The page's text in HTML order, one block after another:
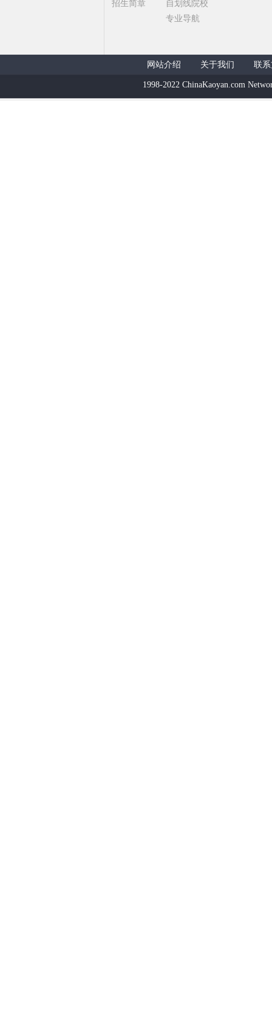
招生简章
自划线院校
专业导航
网站介绍 关于我们 联
1998-2022 ChinaKaoyan.com